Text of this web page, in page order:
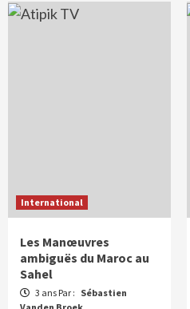
International
Les Manœuvres
ambiguës du Maroc au
Sahel
3 ans Par : Sébastien